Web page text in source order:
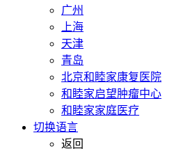
广州
上海
天津
青岛
北京和睦家康复医院
和睦家启望肿瘤中心
和睦家家庭医疗
切换语言
返回